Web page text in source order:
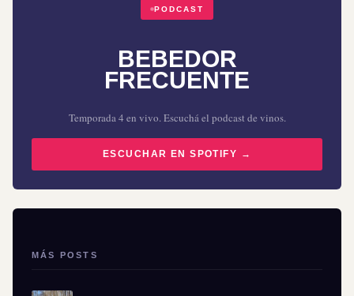
PODCAST
BEBEDOR
FRECUENTE
Temporada 4 en vivo. Escuchá el podcast de vinos.
ESCUCHAR EN SPOTIFY →
MÁS POSTS